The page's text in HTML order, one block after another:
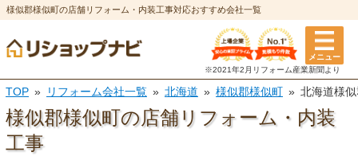
様似郡様似町の店舗リフォーム・内装工事対応おすすめ会社一覧
メニュー
※2021年2月リフォーム産業新聞より
TOP リフォーム会社一覧 北海道 様似郡様似町 北海道様
様似郡様似町の店舗リフォーム・内装
工事
リフォーム箇所
選択を全て解除
エリアから探す
都道府県
市区町村
※複数選択可
特徴